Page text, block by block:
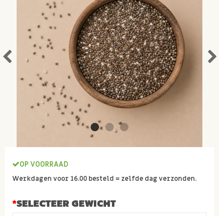
OP VOORRAAD
Werkdagen voor 16.00 besteld = zelfde dag verzonden.
SELECTEER GEWICHT